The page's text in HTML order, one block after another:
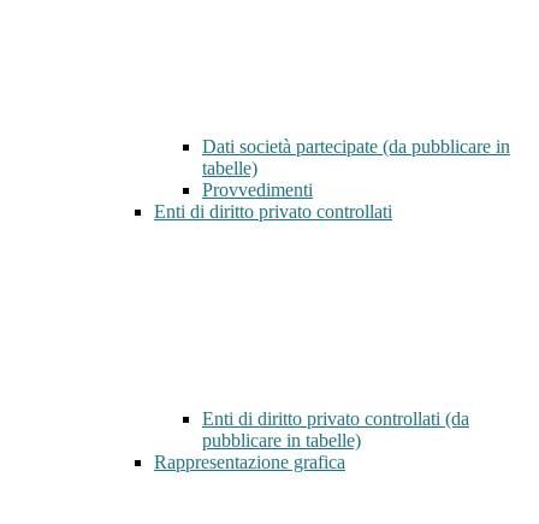
Dati società partecipate (da pubblicare in
tabelle)
Provvedimenti
Enti di diritto privato controllati
Enti di diritto privato controllati (da
pubblicare in tabelle)
Rappresentazione grafica